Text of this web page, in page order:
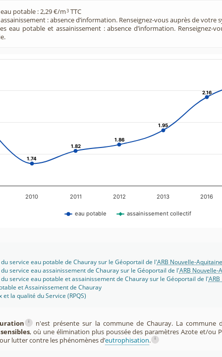
potable : 2,29 €/m3 TTC
: absence d’information. Renseignez-vous auprès de votre
eau potable et assainissement : absence d’information. Renseignez-
1.74
1.74
1.82
1.82
1.86
1.86
1.95
1.95
2.16
2.16
eau potable assainissement collectif
2010 2011 2012 2013 2016
service eau potable de Chauray sur le Géoportail de l'ARB Nouvelle-Aquitaine
service eau assainissement de Chauray sur le Géoportail de l'ARB Nouvelle-
service eau potable et assainissement de Chauray sur le Géoportail de l'
et Assainissement de Chauray
la qualité du Service (RPQS)
i
n'est présente sur la commune de Chauray. La commune
, où une élimination plus poussée des paramètres Azote et/ou
lutter contre les phénomènes d’eutrophisation. i